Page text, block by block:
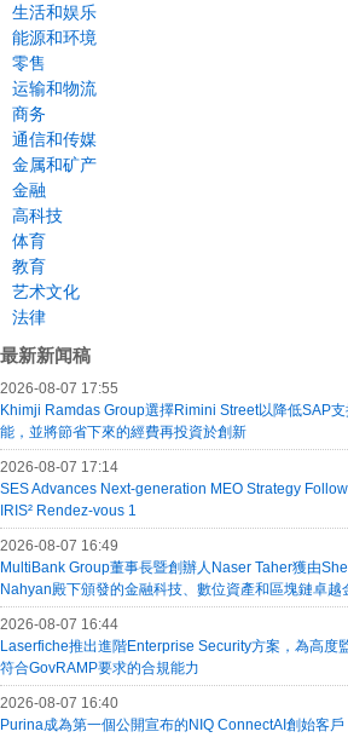
生活和娱乐
能源和环境
零售
运输和物流
商务
通信和传媒
金属和矿产
金融
高科技
体育
教育
艺术文化
法律
最新新闻稿
2026-08-07 17:55
Khimji Ramdas Group選擇Rimini Street以降低SAP
能，並將節省下來的經費再投資於創新
2026-08-07 17:14
SES Advances Next-generation MEO Strategy
IRIS² Rendez-vous 1
2026-08-07 16:49
MultiBank Group董事長暨創辦人Naser Taher獲由
Nahyan殿下頒發的金融科技、數位資產和區塊鏈卓越
2026-08-07 16:44
Laserfiche推出進階Enterprise Security方案，為高度
符合GovRAMP要求的合規能力
2026-08-07 16:40
Purina成為第一個公開宣布的NIQ ConnectAI創始客戶